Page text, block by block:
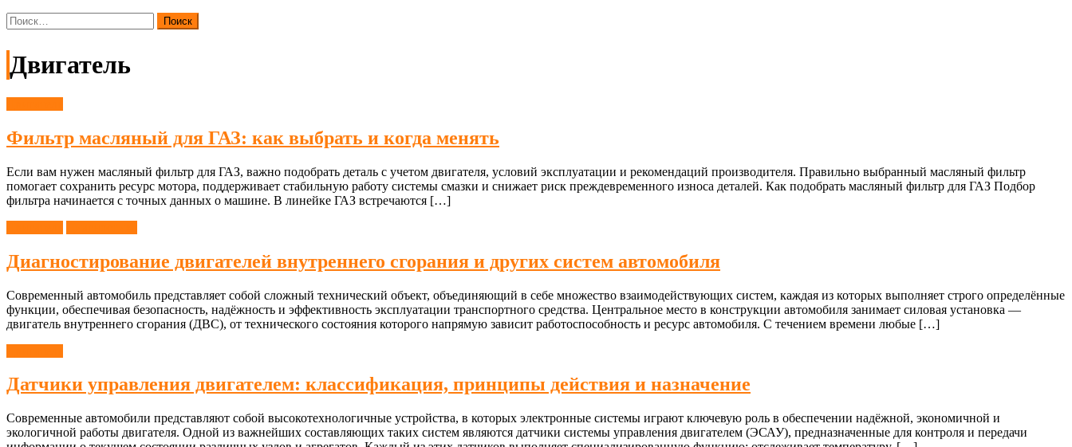
Найти:
Двигатель
Фильтр масляный для ГАЗ: как выбрать и когда менять
Если вам нужен масляный фильтр для ГАЗ, важно подобрать деталь с учетом двигателя, условий эксплуатации и рекомендаций производителя. Правильно выбранный масляный фильтр
помогает сохранить ресурс мотора, поддерживает стабильную работу системы смазки и снижает риск преждевременного износа деталей. Как подобрать масляный фильтр для ГАЗ Подбор
фильтра начинается с точных данных о машине. В линейке ГАЗ встречаются […]
Диагностирование двигателей внутреннего сгорания и других систем автомобиля
Современный автомобиль представляет собой сложный технический объект, объединяющий в себе множество взаимодействующих систем, каждая из которых выполняет строго определённые
функции, обеспечивая безопасность, надёжность и эффективность эксплуатации транспортного средства. Центральное место в конструкции автомобиля занимает силовая установка —
двигатель внутреннего сгорания (ДВС), от технического состояния которого напрямую зависит работоспособность и ресурс автомобиля. С течением времени любые […]
Датчики управления двигателем: классификация, принципы действия и назначение
Современные автомобили представляют собой высокотехнологичные устройства, в которых электронные системы играют ключевую роль в обеспечении надёжной, экономичной и
экологичной работы двигателя. Одной из важнейших составляющих таких систем являются датчики системы управления двигателем (ЭСАУ), предназначенные для контроля и передачи